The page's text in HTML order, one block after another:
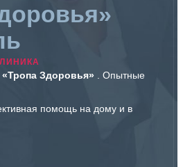
«Тропа Здоровья»
. Опытные
помощь на дому и в